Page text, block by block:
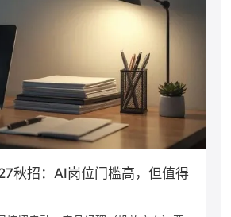
秋招：AI岗位门槛高，但值得